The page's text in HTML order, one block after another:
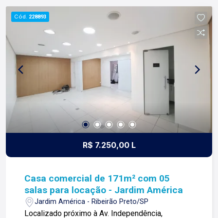
nossos proprietários e clientes. Somos uma
imobiliária que equilibra a tradicionalidade com o
arrojo e a força comercial da atualidade. A Lago é
sua principal imobiliária em Ribeirão Preto!
Cód. 228893
R$ 7.250,00 L
Casa comercial de 171m² com 05
salas para locação - Jardim América
Jardim América - Ribeirão Preto/SP
Localizado próximo à Av. Independência,